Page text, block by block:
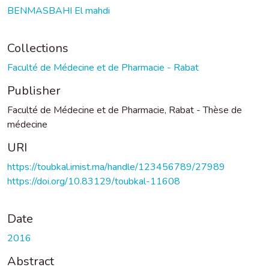
BENMASBAHI El mahdi
Collections
Faculté de Médecine et de Pharmacie - Rabat
Publisher
Faculté de Médecine et de Pharmacie, Rabat - Thèse de
médecine
URI
https://toubkal.imist.ma/handle/123456789/27989
https://doi.org/10.83129/toubkal-11608
Date
2016
Abstract